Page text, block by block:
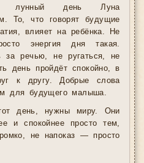
лунный день Луна
То, что говорят будущие
влияет на ребёнка. Не
энергия дня такая.
за речью, не ругаться, не
день пройдёт спокойно, в
к другу. Добрые слова
для будущего малыша.
день, нужны миру. Они
и спокойнее просто тем,
не напоказ — просто